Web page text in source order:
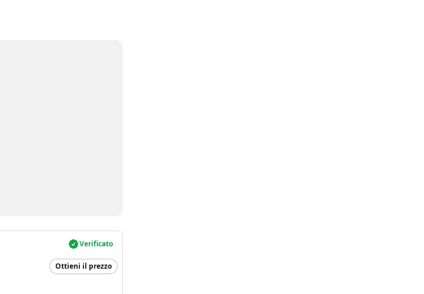
Ottieni il prezzo
Verificato